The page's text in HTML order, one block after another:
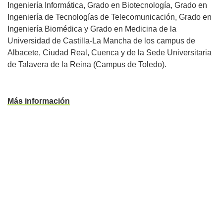
Ingeniería Informática, Grado en Biotecnología, Grado en
Ingeniería de Tecnologías de Telecomunicación, Grado en
Ingeniería Biomédica y Grado en Medicina de la
Universidad de Castilla-La Mancha de los campus de
Albacete, Ciudad Real, Cuenca y de la Sede Universitaria
de Talavera de la Reina (Campus de Toledo).
Más información